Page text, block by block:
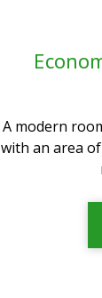
A modern
with an area